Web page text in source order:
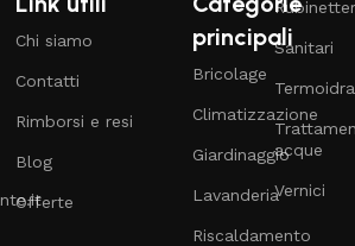
Chi siamo
Contatti
Rimborsi e resi
Blog
Offerte
principali
Bricolage
Climatizzazione
Giardinaggio
Lavanderia
Riscaldamento
Sanitari
acque
Vernici